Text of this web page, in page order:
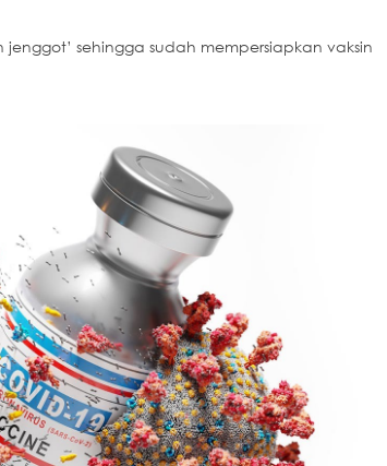
sehingga sudah mempersiapkan vaksin